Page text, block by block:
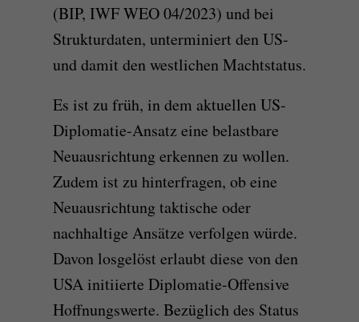
(BIP, IWF WEO 04/2023) und bei
Strukturdaten, unterminiert den US-
und damit den westlichen Machtstatus.
Es ist zu früh, in dem aktuellen US-
Diplomatie-Ansatz eine belastbare
Neuausrichtung erkennen zu wollen.
Zudem ist zu hinterfragen, ob eine
Neuausrichtung taktische oder
nachhaltige Ansätze verfolgen würde.
Davon losgelöst erlaubt diese von den
USA initiierte Diplomatie-Offensive
Hoffnungswerte. Bezüglich des Status